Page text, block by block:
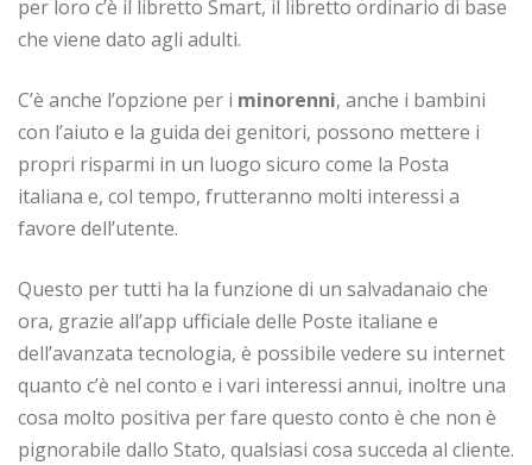
per loro c’è il libretto Smart, il libretto ordinario di base
che viene dato agli adulti.
C’è anche l’opzione per i minorenni, anche i bambini
con l’aiuto e la guida dei genitori, possono mettere i
propri risparmi in un luogo sicuro come la Posta
italiana e, col tempo, frutteranno molti interessi a
favore dell’utente.
Questo per tutti ha la funzione di un salvadanaio che
ora, grazie all’app ufficiale delle Poste italiane e
dell’avanzata tecnologia, è possibile vedere su internet
quanto c’è nel conto e i vari interessi annui, inoltre una
cosa molto positiva per fare questo conto è che non è
pignorabile dallo Stato, qualsiasi cosa succeda al cliente.